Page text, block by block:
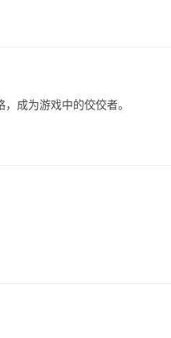
成为游戏中的佼佼者。